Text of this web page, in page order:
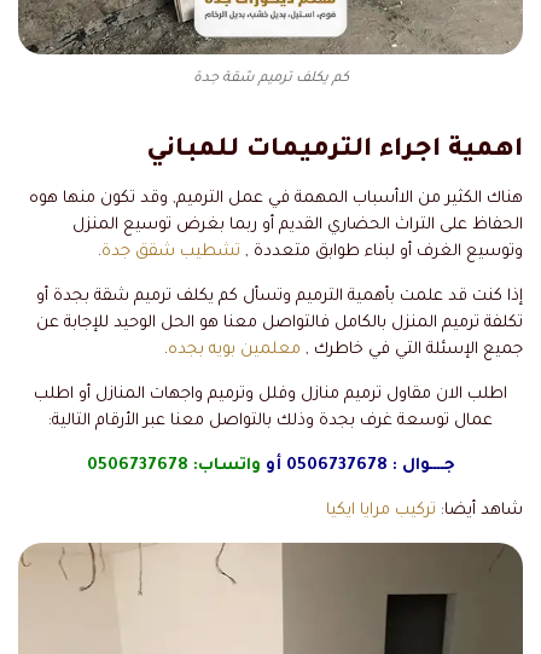
كم يكلف ترميم شقة جدة
اهمية اجراء الترميمات للمباني
هناك الكثير من الاأسباب المهمة في عمل الترميم, وقد تكون منها هوه
الحفاظ على التراث الحضاري القديم أو ربما بغرض توسيع المنزل
وتوسيع الغرف أو لبناء طوابق متعددة , تشطيب شقق جدة.
إذا كنت قد علمت بأهمية الترميم وتسأل كم يكلف ترميم شقة بجدة أو
تكلفة ترميم المنزل بالكامل فالتواصل معنا هو الحل الوحيد للإجابة عن
جميع الإسئلة التي في خاطرك , معلمين بويه بجده.
اطلب الان مقاول ترميم منازل وفلل وترميم واجهات المنازل أو اطلب
عمال توسعة غرف بجدة وذلك بالتواصل معنا عبر الأرقام التالية:
جــــوال : 0506737678 أو واتساب: 0506737678
شاهد أيضا: تركيب مرايا ايكيا